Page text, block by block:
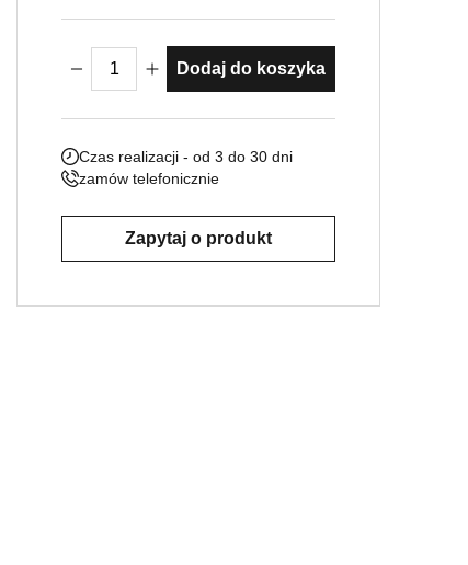
ilość Studnia Ottagonale
Dodaj do koszyka
Czas realizacji - od 3 do 30 dni
zamów telefonicznie
Zapytaj o produkt